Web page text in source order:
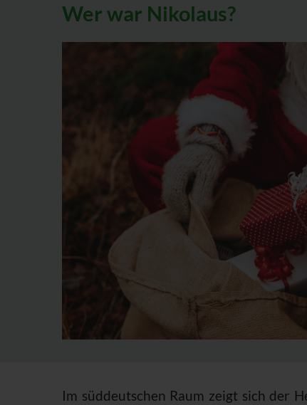
Wer war Nikolaus?
Im süddeutschen Raum zeigt sich der